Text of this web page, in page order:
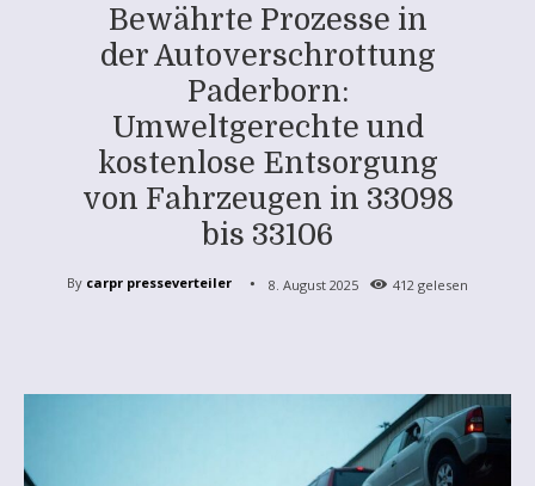
Bewährte Prozesse in
der Autoverschrottung
Paderborn:
Umweltgerechte und
kostenlose Entsorgung
von Fahrzeugen in 33098
bis 33106
By carpr presseverteiler 8. August 2025 412 gelesen